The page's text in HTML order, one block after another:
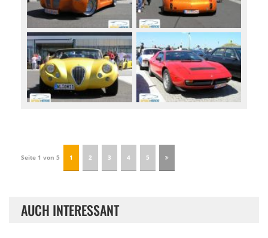
Seite 1 von 5 1 2 3 4 5
AUCH INTERESSANT